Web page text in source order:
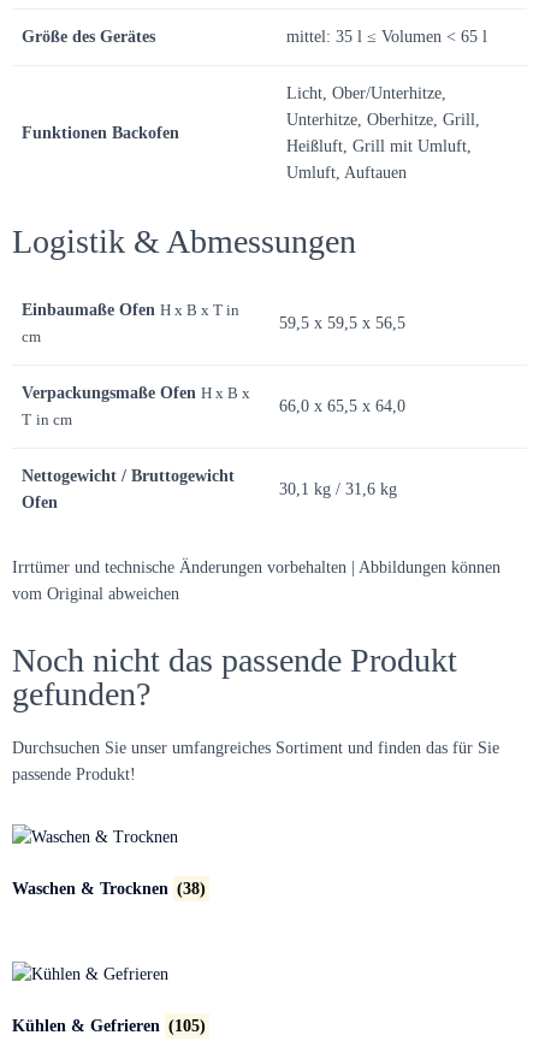
Größe des Gerätes mittel: 35 l ≤ Volumen < 65 l
Funktionen Backofen
Licht, Ober/Unterhitze,
Unterhitze, Oberhitze, Grill,
Heißluft, Grill mit Umluft,
Umluft, Auftauen
Logistik & Abmessungen
Einbaumaße Ofen H x B x T in
cm
59,5 x 59,5 x 56,5
Verpackungsmaße Ofen H x B x
T in cm
66,0 x 65,5 x 64,0
Nettogewicht / Bruttogewicht
Ofen
30,1 kg / 31,6 kg
Irrtümer und technische Änderungen vorbehalten | Abbildungen können
vom Original abweichen
Noch nicht das passende Produkt
gefunden?
Durchsuchen Sie unser umfangreiches Sortiment und finden das für Sie
passende Produkt!
Waschen & Trocknen (38)
Kühlen & Gefrieren (105)